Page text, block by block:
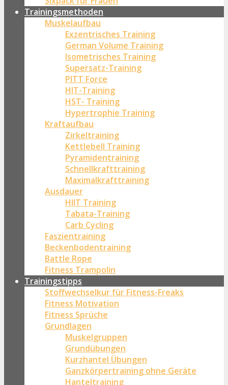
Trainingsmethoden
Muskelaufbau
Exzentrisches Training
German Volume Training
Isometrisches Training
Supersatz-Training
PITT Force
HIT-Training
HST- Training
Hypertrophie Training
Kraftaufbau
Zirkeltraining
Kettlebell Training
Pyramidentraining
Schnellkrafttraining
Maximalkrafttraining
Ausdauer
HIIT Training
Tabata-Training
Carb Cycling
Faszientraining
Beckenbodentraining
Battle Rope
Fitness Trampolin
Trainingstipps
Stoffwechselkur für Fitness-Freaks
Fitness Motivation
Fitness Sprüche
Grundlagen
Muskelgruppen
Grundübungen
Kurzhantel Übungen
Ganzkörpertraining ohne Geräte
Hanteltraining